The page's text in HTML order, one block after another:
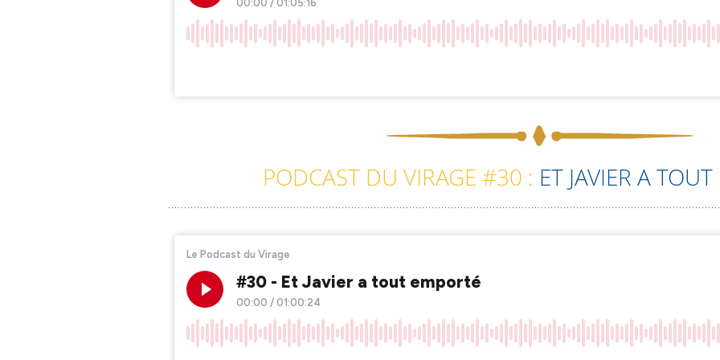
PODCAST DU VIRAGE #30 : ET JAVIER A